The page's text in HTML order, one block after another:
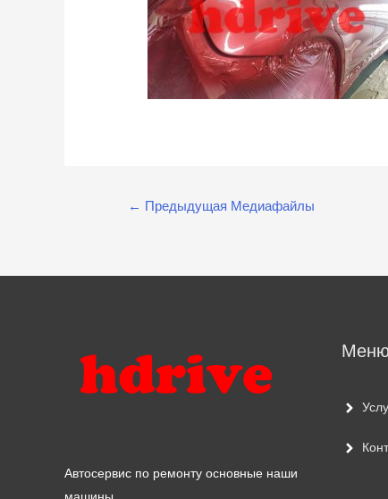
Навигация
← Предыдущая Медиафайлы
Автосервис по ремонту основные наши